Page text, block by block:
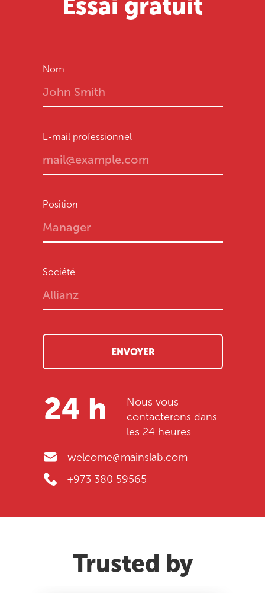
Essai gratuit
24 h
Nom
E-mail professionnel
Position
Société
ENVOYER
Nous vous
contacterons dans
les 24 heures
welcome@mainslab.com
+973 380 59565
Trusted by